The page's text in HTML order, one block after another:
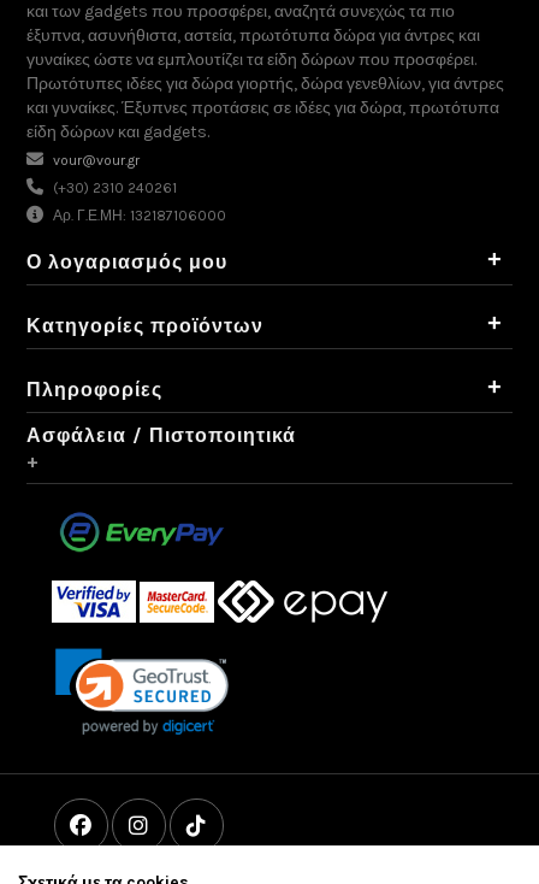
και των gadgets που προσφέρει, αναζητά συνεχώς τα πιο
έξυπνα, ασυνήθιστα, αστεία, πρωτότυπα δώρα για άντρες και
γυναίκες ώστε να εμπλουτίζει τα είδη δώρων που προσφέρει.
Πρωτότυπες ιδέες για δώρα γιορτής, δώρα γενεθλίων, για άντρες
και γυναίκες. Έξυπνες προτάσεις σε ιδέες για δώρα, πρωτότυπα
είδη δώρων και gadgets.
vour@vour.gr
(+30) 2310 240261
Αρ. Γ.Ε.ΜΗ: 132187106000
Ο λογαριασμός μου +
Κατηγορίες προϊόντων +
Πληροφορίες +
Ασφάλεια / Πιστοποιητικά
+